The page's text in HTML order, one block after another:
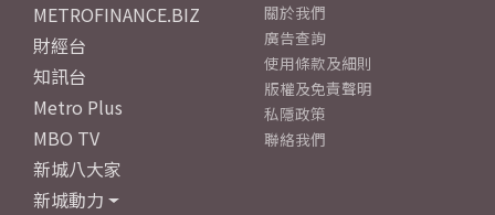
METROFINANCE.BIZ
財經台
知訊台
Metro Plus
MBO TV
新城八大家
新城動力
關於我們
廣告查詢
使用條款及細則
版權及免責聲明
私隱政策
聯絡我們